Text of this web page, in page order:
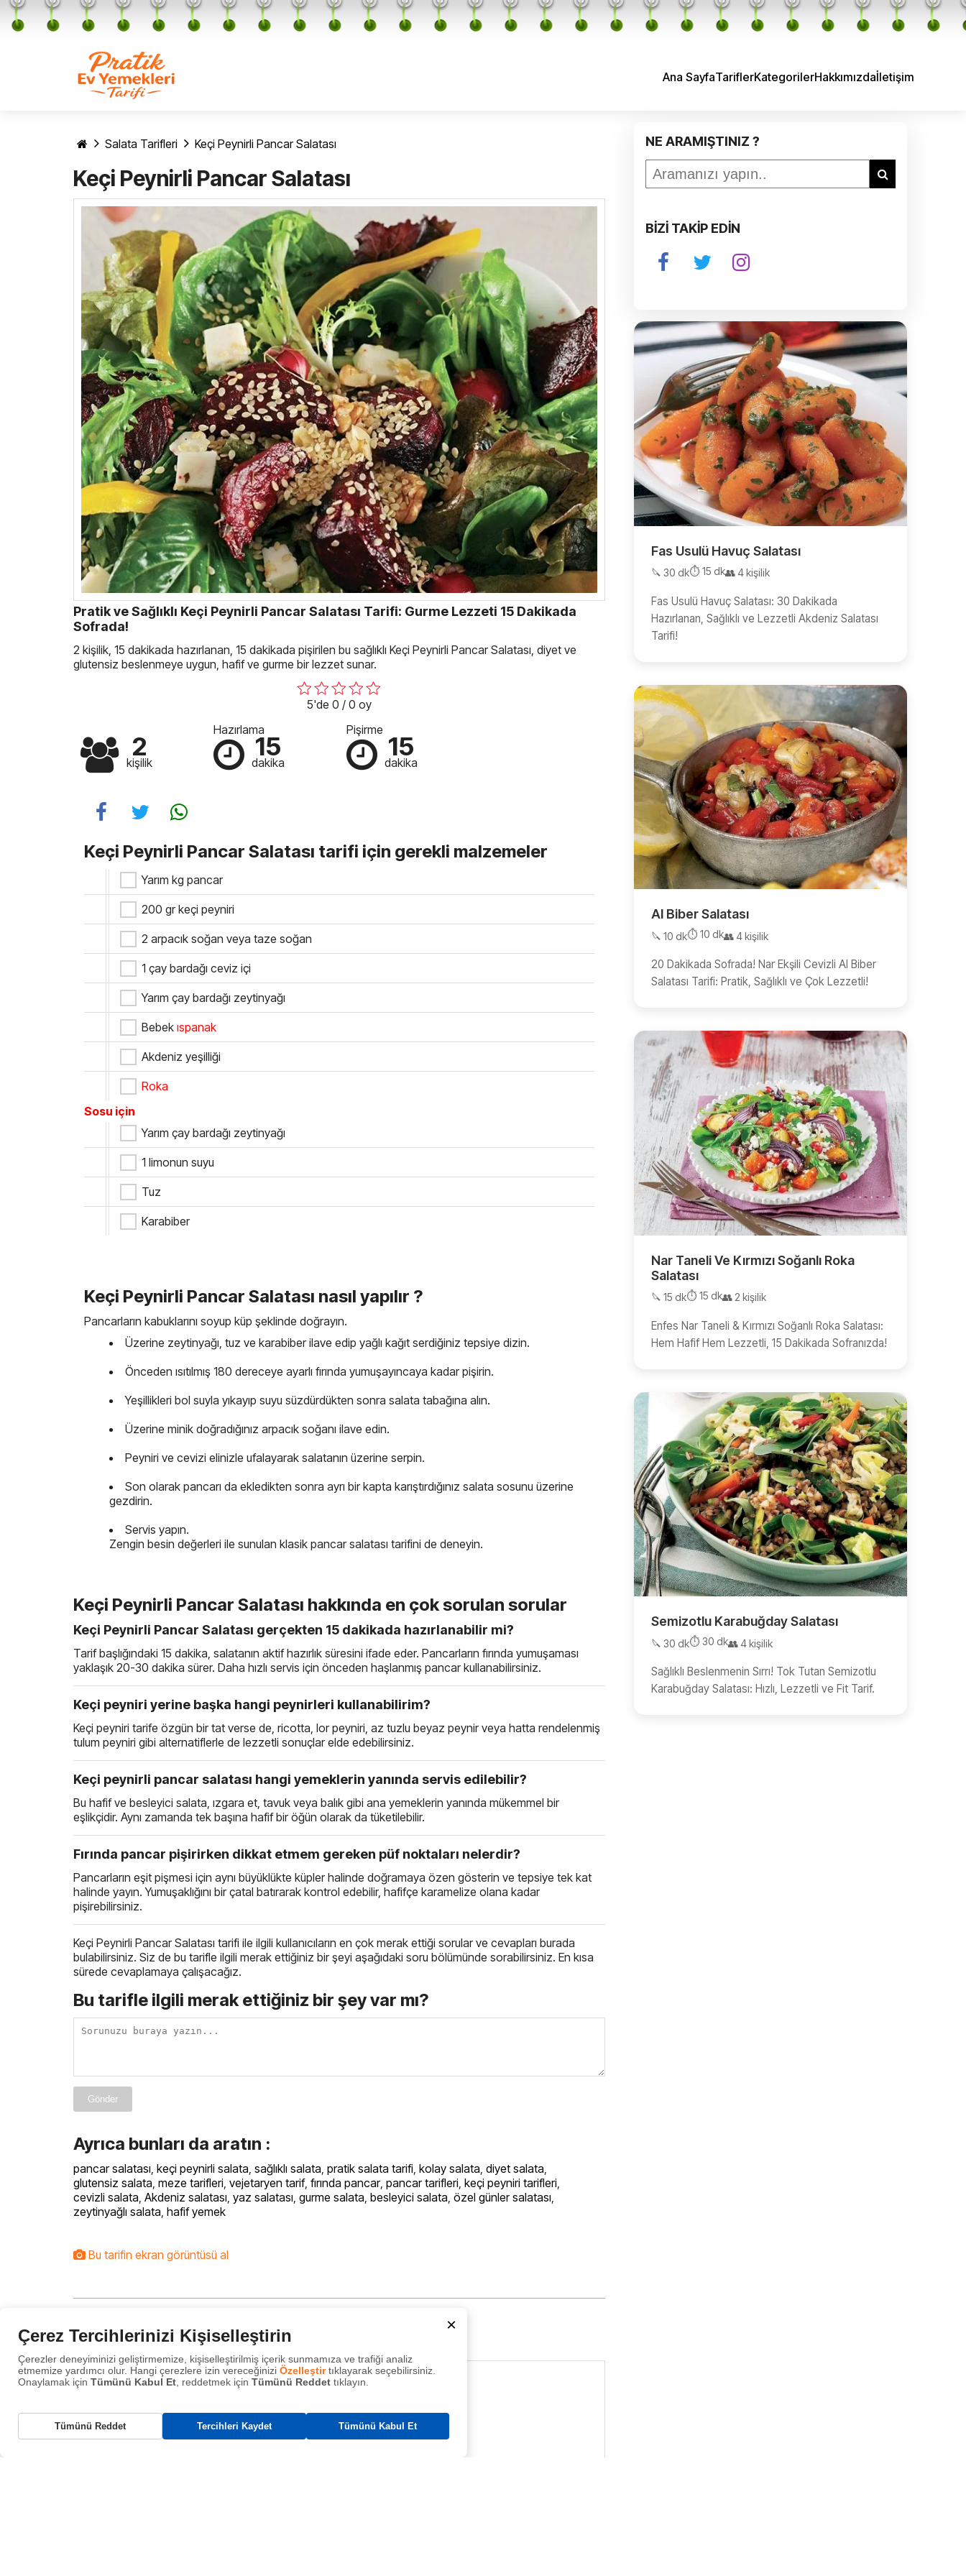
Ana SayfaTariflerKategorilerHakkımızdaİletişim
Salata Tarifleri Keçi Peynirli Pancar Salatası
Keçi Peynirli Pancar Salatası
Pratik ve Sağlıklı Keçi Peynirli Pancar Salatası Tarifi: Gurme Lezzeti 15 Dakikada
Sofrada!
2 kişilik, 15 dakikada hazırlanan, 15 dakikada pişirilen bu sağlıklı Keçi Peynirli Pancar Salatası, diyet ve
glutensiz beslenmeye uygun, hafif ve gurme bir lezzet sunar.
5'de 0 / 0 oy
2
kişilik
Hazırlama
15
dakika
Pişirme
15
dakika
Keçi Peynirli Pancar Salatası tarifi için gerekli malzemeler
Yarım kg pancar
200 gr keçi peyniri
2 arpacık soğan veya taze soğan
1 çay bardağı ceviz içi
Yarım çay bardağı zeytinyağı
Bebek ıspanak
Akdeniz yeşilliği
Roka
Sosu için
Yarım çay bardağı zeytinyağı
1 limonun suyu
Tuz
Karabiber
Keçi Peynirli Pancar Salatası nasıl yapılır ?
Pancarların kabuklarını soyup küp şeklinde doğrayın.
Üzerine zeytinyağı, tuz ve karabiber ilave edip yağlı kağıt serdiğiniz tepsiye dizin.
Önceden ısıtılmış 180 dereceye ayarlı fırında yumuşayıncaya kadar pişirin.
Yeşillikleri bol suyla yıkayıp suyu süzdürdükten sonra salata tabağına alın.
Üzerine minik doğradığınız arpacık soğanı ilave edin.
Peyniri ve cevizi elinizle ufalayarak salatanın üzerine serpin.
Son olarak pancarı da ekledikten sonra ayrı bir kapta karıştırdığınız salata sosunu üzerine
gezdirin.
Servis yapın.
Zengin besin değerleri ile sunulan klasik pancar salatası tarifini de deneyin.
Keçi Peynirli Pancar Salatası hakkında en çok sorulan sorular
Keçi Peynirli Pancar Salatası gerçekten 15 dakikada hazırlanabilir mi?
Tarif başlığındaki 15 dakika, salatanın aktif hazırlık süresini ifade eder. Pancarların fırında yumuşaması
yaklaşık 20-30 dakika sürer. Daha hızlı servis için önceden haşlanmış pancar kullanabilirsiniz.
Keçi peyniri yerine başka hangi peynirleri kullanabilirim?
Keçi peyniri tarife özgün bir tat verse de, ricotta, lor peyniri, az tuzlu beyaz peynir veya hatta rendelenmiş
tulum peyniri gibi alternatiflerle de lezzetli sonuçlar elde edebilirsiniz.
Keçi peynirli pancar salatası hangi yemeklerin yanında servis edilebilir?
Bu hafif ve besleyici salata, ızgara et, tavuk veya balık gibi ana yemeklerin yanında mükemmel bir
eşlikçidir. Aynı zamanda tek başına hafif bir öğün olarak da tüketilebilir.
Fırında pancar pişirirken dikkat etmem gereken püf noktaları nelerdir?
Pancarların eşit pişmesi için aynı büyüklükte küpler halinde doğramaya özen gösterin ve tepsiye tek kat
halinde yayın. Yumuşaklığını bir çatal batırarak kontrol edebilir, hafifçe karamelize olana kadar
pişirebilirsiniz.
Keçi Peynirli Pancar Salatası tarifi ile ilgili kullanıcıların en çok merak ettiği sorular ve cevapları burada
bulabilirsiniz. Siz de bu tarifle ilgili merak ettiğiniz bir şeyi aşağıdaki soru bölümünde sorabilirsiniz. En kısa
sürede cevaplamaya çalışacağız.
Bu tarifle ilgili merak ettiğiniz bir şey var mı?
Gönder
Ayrıca bunları da aratın :
pancar salatası, keçi peynirli salata, sağlıklı salata, pratik salata tarifi, kolay salata, diyet salata,
glutensiz salata, meze tarifleri, vejetaryen tarif, fırında pancar, pancar tarifleri, keçi peyniri tarifleri,
cevizli salata, Akdeniz salatası, yaz salatası, gurme salata, besleyici salata, özel günler salatası,
zeytinyağlı salata, hafif yemek
Bu tarifin ekran görüntüsü al
Fas Usulü Havuç Salatası
NE ARAMIŞTINIZ ?
BİZİ TAKİP EDİN
Fas Usulü Havuç Salatası
🔪 30 dk⏱️ 15 dk👥 4 kişilik
Fas Usulü Havuç Salatası: 30 Dakikada
Hazırlanan, Sağlıklı ve Lezzetli Akdeniz Salatası
Tarifi!
Al Biber Salatası
🔪 10 dk⏱️ 10 dk👥 4 kişilik
20 Dakikada Sofrada! Nar Ekşili Cevizli Al Biber
Salatası Tarifi: Pratik, Sağlıklı ve Çok Lezzetli!
Nar Taneli Ve Kırmızı Soğanlı Roka
Salatası
🔪 15 dk⏱️ 15 dk👥 2 kişilik
Enfes Nar Taneli & Kırmızı Soğanlı Roka Salatası:
Hem Hafif Hem Lezzetli, 15 Dakikada Sofranızda!
Semizotlu Karabuğday Salatası
🔪 30 dk⏱️ 30 dk👥 4 kişilik
Sağlıklı Beslenmenin Sırrı! Tok Tutan Semizotlu
Karabuğday Salatası: Hızlı, Lezzetli ve Fit Tarif.
×
Çerez Tercihlerinizi Kişiselleştirin
Çerezler deneyiminizi geliştirmemize, kişiselleştirilmiş içerik sunmamıza ve trafiği analiz
etmemize yardımcı olur. Hangi çerezlere izin vereceğinizi Özelleştirtıklayarak seçebilirsiniz.
Onaylamak için Tümünü Kabul Et , reddetmek için Tümünü Reddet tıklayın.
Gerekli Çerezler
Bu çerezler, web sitemizin çalışması için gereklidir ve sistemlerimizde
Tümünü Reddet Tercihleri Kaydet Tümünü Kabul Et